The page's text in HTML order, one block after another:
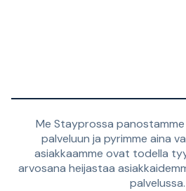
Me Stayprossa
palveluun ja pyrimme aina
asiakkaamme ovat todella
arvosana heijastaa
palvelussa.